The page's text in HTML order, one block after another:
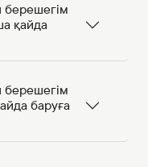
берешегім
қайда
берешегім
баруға